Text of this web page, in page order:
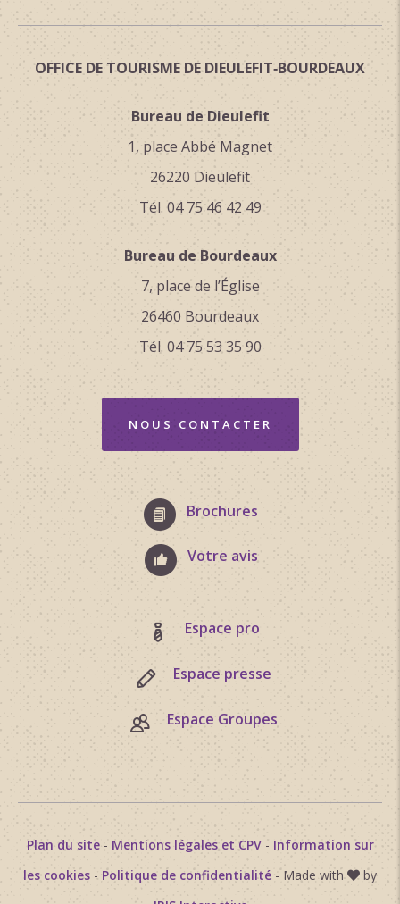
OFFICE DE TOURISME DE DIEULEFIT‑BOURDEAUX
Bureau de Dieulefit
1, place Abbé Magnet
26220 Dieulefit
Tél. 04 75 46 42 49
Bureau de Bourdeaux
7, place de l’Église
26460 Bourdeaux
Tél. 04 75 53 35 90
NOUS CONTACTER
Brochures
Votre avis
Espace pro
Espace presse
Espace Groupes
Plan du site- Mentions légales et CPV- Information sur
les cookies - Politique de confidentialité - Made with
by